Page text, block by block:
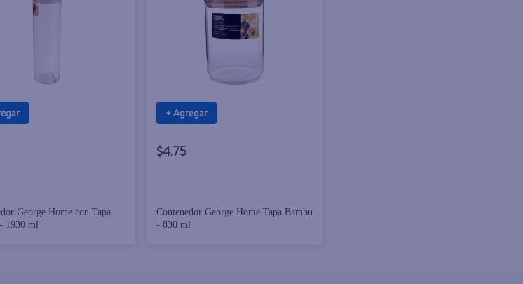
George Home con Tapa
1930 ml
+ Agregar
$4.75
Contenedor George Home Tapa Bambu
- 830 ml